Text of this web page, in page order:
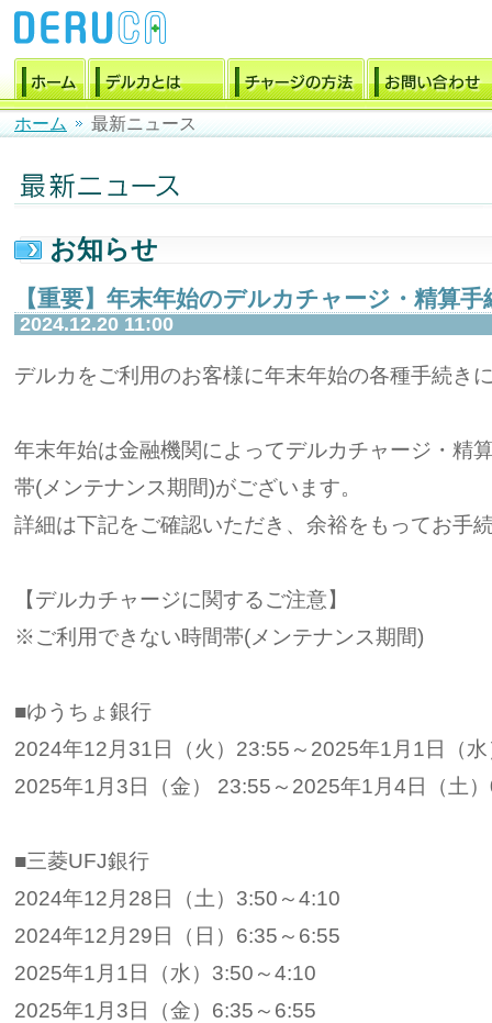
ホーム 最新ニュース
お知らせ
【重要】年末年始のデルカチャージ・精算
2024.12.20 11:00
デルカをご利用のお客様に年末年始の各種手続き
年末年始は金融機関によってデルカチャージ・精
帯(メンテナンス期間)がございます。
詳細は下記をご確認いただき、余裕をもってお手
【デルカチャージに関するご注意】
※ご利用できない時間帯(メンテナンス期間)
■ゆうちょ銀行
2024年12月31日（火）23:55～2025年1月1日（
2025年1月3日（金） 23:55～2025年1月4日（土
■三菱UFJ銀行
2024年12月28日（土）3:50～4:10
2024年12月29日（日）6:35～6:55
2025年1月1日（水）3:50～4:10
2025年1月3日（金）6:35～6:55